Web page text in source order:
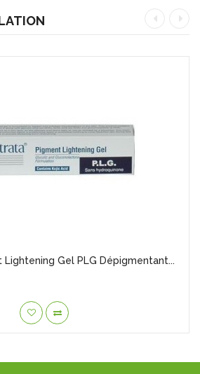
Gel PLG Dépigmentant...